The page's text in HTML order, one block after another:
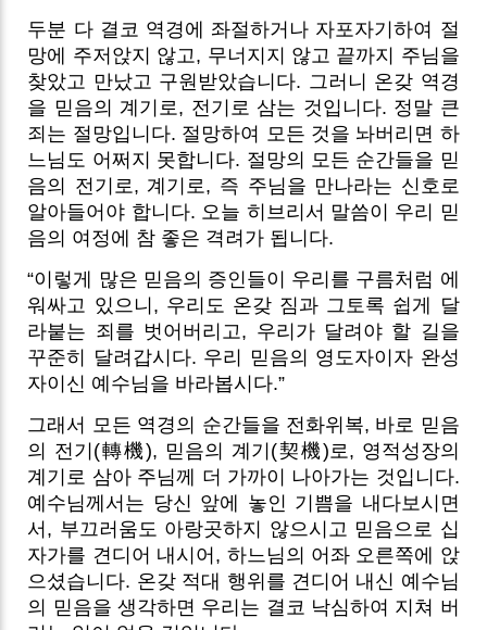
두분 다 결코 역경에 좌절하거나 자포자기하여 절
망에 주저앉지 않고, 무너지지 않고 끝까지 주님을
찾았고 만났고 구원받았습니다. 그러니 온갖 역경
을 믿음의 계기로, 전기로 삼는 것입니다. 정말 큰
죄는 절망입니다. 절망하여 모든 것을 놔버리면 하
느님도 어쩌지 못합니다. 절망의 모든 순간들을 믿
음의 전기로, 계기로, 즉 주님을 만나라는 신호로
알아들어야 합니다. 오늘 히브리서 말씀이 우리 믿
음의 여정에 참 좋은 격려가 됩니다.
“이렇게 많은 믿음의 증인들이 우리를 구름처럼 에
워싸고 있으니, 우리도 온갖 짐과 그토록 쉽게 달
라붙는 죄를 벗어버리고, 우리가 달려야 할 길을
꾸준히 달려갑시다. 우리 믿음의 영도자이자 완성
자이신 예수님을 바라봅시다.”
그래서 모든 역경의 순간들을 전화위복, 바로 믿음
의 전기(轉機), 믿음의 계기(契機)로, 영적성장의
계기로 삼아 주님께 더 가까이 나아가는 것입니다.
예수님께서는 당신 앞에 놓인 기쁨을 내다보시면
서, 부끄러움도 아랑곳하지 않으시고 믿음으로 십
자가를 견디어 내시어, 하느님의 어좌 오른쪽에 앉
으셨습니다. 온갖 적대 행위를 견디어 내신 예수님
의 믿음을 생각하면 우리는 결코 낙심하여 지쳐 버